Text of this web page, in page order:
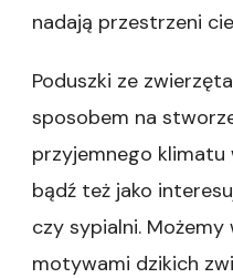
nadają przestrzeni
Poduszki ze
sposobem na
przyjemnego klimatu
bądź też jako
czy sypialni.
motywami dzikich